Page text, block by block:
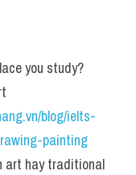
you study?
blog/ielts-
painting
hay traditional